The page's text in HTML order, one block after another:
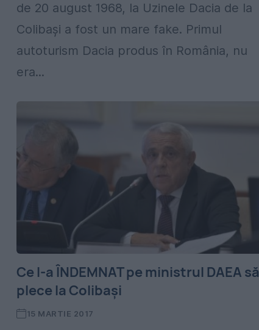
de 20 august 1968, la Uzinele Dacia de la
Colibași a fost un mare fake. Primul
autoturism Dacia produs în România, nu
era...
Ce l-a ÎNDEMNAT pe ministrul DAEA să
plece la Colibaşi
15 MARTIE 2017